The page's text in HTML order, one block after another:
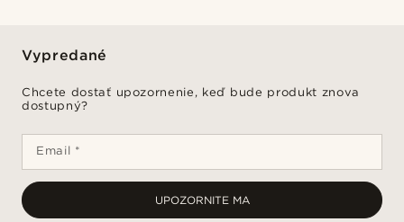
Vypredané
Chcete dostať upozornenie, keď bude produkt znova
dostupný?
Email *
UPOZORNITE MA